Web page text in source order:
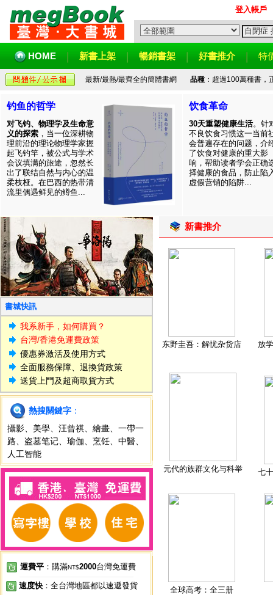
登入帳戶
HOME 新書上架 暢銷書架 好書推介 特
最新/最熱/最齊全的簡體書網 品種：超過100萬種書，
钓鱼的哲学
对飞钓、物理学及生命意
义的探索 ，当一位深耕物
理前沿的理论物理学家握
起飞钓竿，被公式与学术
会议填满的旅途，忽然长
出了联结自然与内心的温
柔枝桠。在巴西的热带清
流里偶遇鲜见的鳟鱼...
饮食革命
30天重塑健康生活。针
不良饮食习惯这一当前
会普遍存在的问题，介
了饮食对健康的重大影
响，帮助读者学会正确
择健康的食品，防止陷
虚假营销的陷阱...
書城快訊
我系新手，如何購買？
台灣/香港免運費政策
優惠券激活及使用方式
全面服務保障、退換貨政策
送貨上門及超商取貨方式
熱搜關鍵字 ：
攝影
美學 汪曾祺 繪畫
一帶一
路
盗墓笔记 瑜伽 烹饪 中醫
人工智能
運費平 ：購滿NT$2000台灣免運費
速度快 ：全台灣地區都以速遞發貨
新書推介
东野圭吾：解忧杂货店 放
元代的族群文化与科举 七
全球高考：全三册